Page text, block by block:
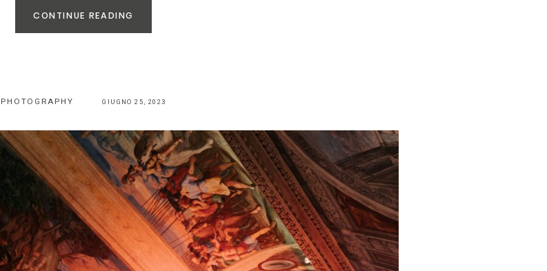
CONTINUE READING
PHOTOGRAPHY GIUGNO 25, 2023